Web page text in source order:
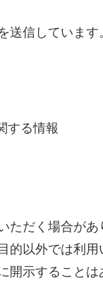
信しています
する情報
だく場合があ
以外では利用
示することは